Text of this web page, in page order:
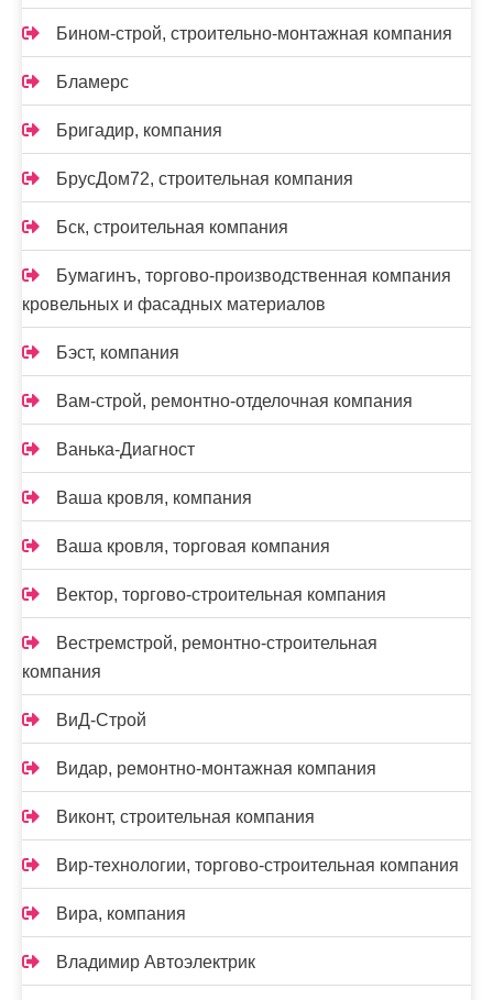
Бином-строй, строительно-монтажная компания
Бламерс
Бригадир, компания
БрусДом72, строительная компания
Бск, строительная компания
Бумагинъ, торгово-производственная компания
кровельных и фасадных материалов
Бэст, компания
Вам-cтрой, ремонтно-отделочная компания
Ванька-Диагност
Ваша кровля, компания
Ваша кровля, торговая компания
Вектор, торгово-строительная компания
Вестремстрой, ремонтно-строительная
компания
ВиД-Строй
Видар, ремонтно-монтажная компания
Виконт, строительная компания
Вир-технологии, торгово-строительная компания
Вира, компания
Владимир Автоэлектрик